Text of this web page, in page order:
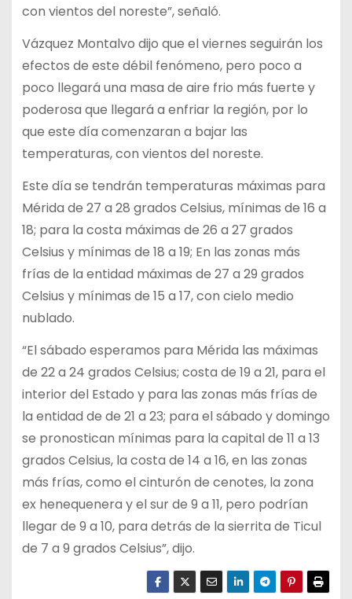
con vientos del noreste”, señaló.
Vázquez Montalvo dijo que el viernes seguirán los
efectos de este débil fenómeno, pero poco a
poco llegará una masa de aire frio más fuerte y
poderosa que llegará a enfriar la región, por lo
que este día comenzaran a bajar las
temperaturas, con vientos del noreste.
Este día se tendrán temperaturas máximas para
Mérida de 27 a 28 grados Celsius, mínimas de 16 a
18; para la costa máximas de 26 a 27 grados
Celsius y mínimas de 18 a 19; En las zonas más
frías de la entidad máximas de 27 a 29 grados
Celsius y mínimas de 15 a 17, con cielo medio
nublado.
“El sábado esperamos para Mérida las máximas
de 22 a 24 grados Celsius; costa de 19 a 21, para el
interior del Estado y para las zonas más frías de
la entidad de de 21 a 23; para el sábado y domingo
se pronostican mínimas para la capital de 11 a 13
grados Celsius, la costa de 14 a 16, en las zonas
más frías, como el cinturón de cenotes, la zona
ex henequenera y el sur de 9 a 11, pero podrían
llegar de 9 a 10, para detrás de la sierrita de Ticul
de 7 a 9 grados Celsius”, dijo.